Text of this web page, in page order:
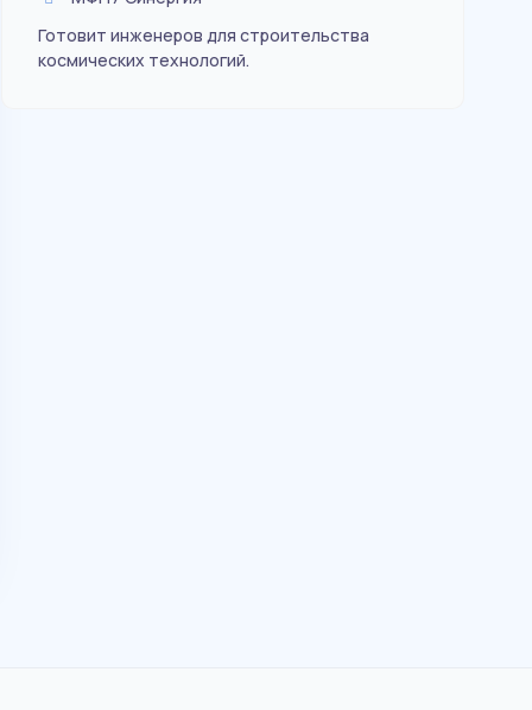
Готовит инженеров для строительства
космических технологий.